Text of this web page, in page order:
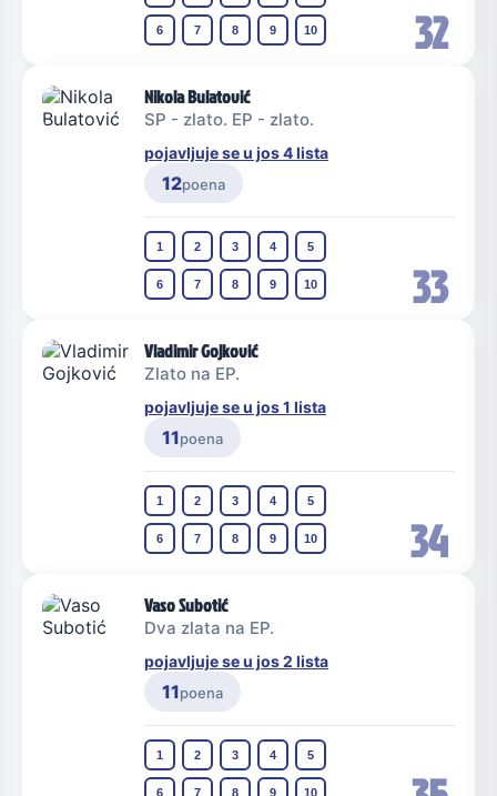
32
6 7 8 9 10
33
Nikola Bulatović
SP - zlato. EP - zlato.
pojavljuje se u jos 4 lista
12poena
1 2 3 4 5
6 7 8 9 10
34
Vladimir Gojković
Zlato na EP.
pojavljuje se u jos 1 lista
11poena
1 2 3 4 5
6 7 8 9 10
Vaso Subotić
Dva zlata na EP.
pojavljuje se u jos 2 lista
11poena
1 2 3 4 5
6 7 8 9 10